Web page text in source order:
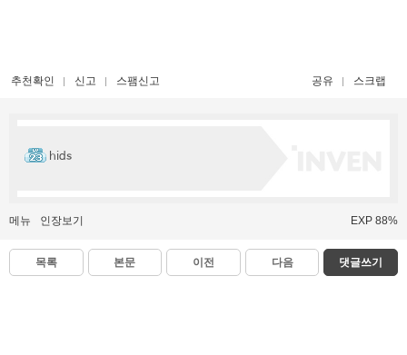
추천확인 신고 스팸신고 공유 스크랩
hids
메뉴 인장보기 EXP 88%
목록 본문 이전 다음 댓글쓰기